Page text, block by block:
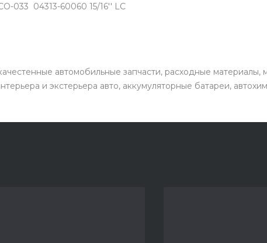
033 04313-60060 15/16'' LC
автомобильные запчасти, расходные
и экстерьера авто, аккумуляторные батареи,